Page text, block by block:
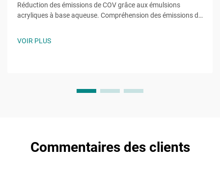
Réduction des émissions de COV grâce aux émulsions
acryliques à base aqueuse. Compréhension des émissions de
VOIR PLUS
Commentaires des clients